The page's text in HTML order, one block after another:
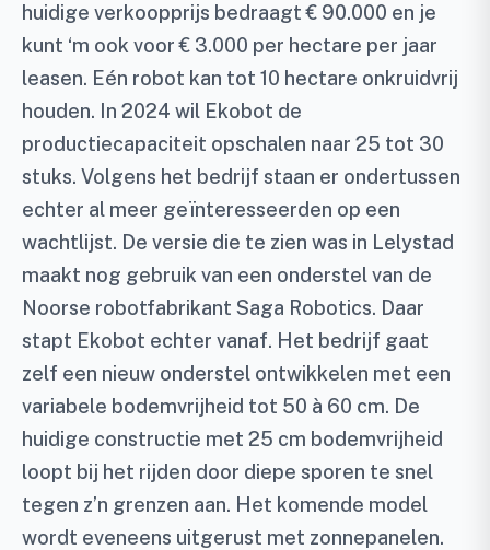
huidige verkoopprijs bedraagt € 90.000 en je
kunt ‘m ook voor € 3.000 per hectare per jaar
leasen. Eén robot kan tot 10 hectare onkruidvrij
houden. In 2024 wil Ekobot de
productiecapaciteit opschalen naar 25 tot 30
stuks. Volgens het bedrijf staan er ondertussen
echter al meer geïnteresseerden op een
wachtlijst. De versie die te zien was in Lelystad
maakt nog gebruik van een onderstel van de
Noorse robotfabrikant Saga Robotics. Daar
stapt Ekobot echter vanaf. Het bedrijf gaat
zelf een nieuw onderstel ontwikkelen met een
variabele bodemvrijheid tot 50 à 60 cm. De
huidige constructie met 25 cm bodemvrijheid
loopt bij het rijden door diepe sporen te snel
tegen z’n grenzen aan. Het komende model
wordt eveneens uitgerust met zonnepanelen.